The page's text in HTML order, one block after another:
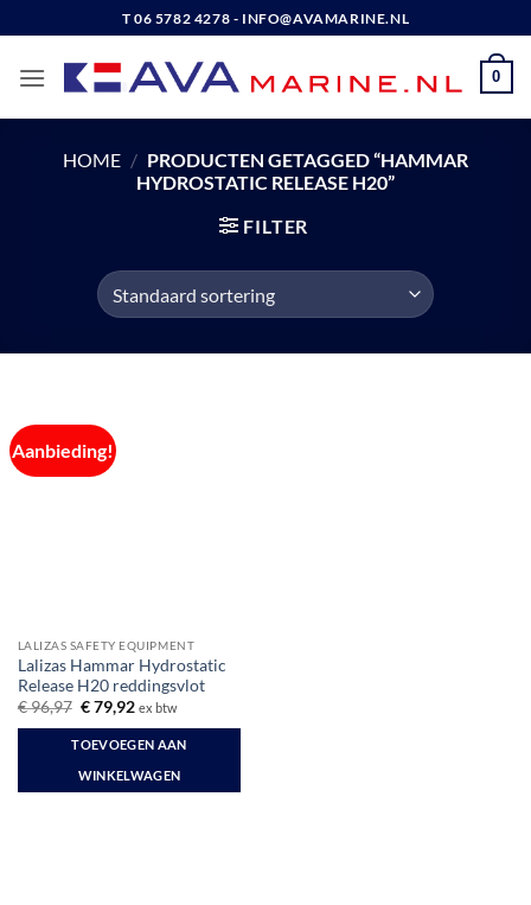
naar
inhoud
T 06 5782 4278 - INFO@AVAMARINE.NL
0
HOME / PRODUCTEN GETAGGED “HAMMAR
HYDROSTATIC RELEASE H20”
FILTER
Aanbieding!
LALIZAS SAFETY EQUIPMENT
Lalizas Hammar Hydrostatic
Release H20 reddingsvlot
€96,97 Oorspronkelijke
was:
€ 96,97.
€79,92Huidige
is:
€ 79,92.
ex btw
TOEVOEGEN AAN
WINKELWAGEN